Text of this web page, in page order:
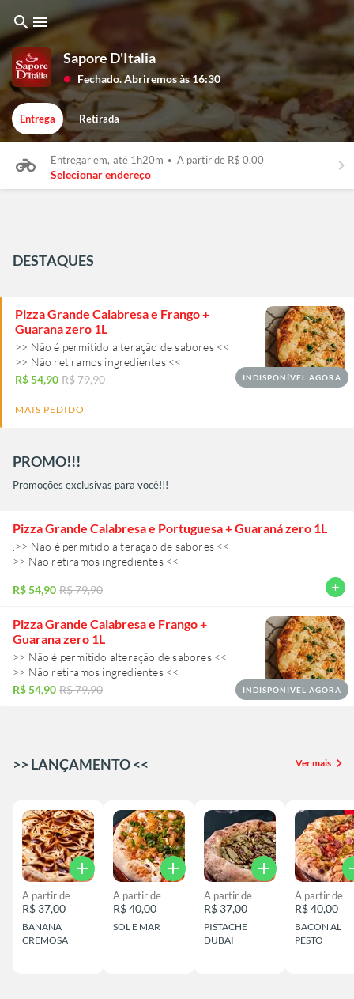
searchmenu
Sapore D'Italia
lens Fechado. Abriremos às 16:30
Entrega Retirada
Entregar em, até 1h20m • A partir de R$ 0,00
Selecionar endereço keyboard_arrow_right
DESTAQUES
Pizza Grande Calabresa e Frango +
Guarana zero 1L
>> Não é permitido alteração de sabores <<
>> Não retiramos ingredientes <<
R$ 54,90 R$ 79,90 INDISPONÍVEL AGORA
MAIS PEDIDO
PROMO!!!
Promoções exclusivas para você!!!
Pizza Grande Calabresa e Portuguesa + Guaraná zero 1L
.>> Não é permitido alteração de sabores <<
>> Não retiramos ingredientes <<
R$ 54,90 R$ 79,90 add
Pizza Grande Calabresa e Frango +
Guarana zero 1L
>> Não é permitido alteração de sabores <<
>> Não retiramos ingredientes <<
R$ 54,90 R$ 79,90 INDISPONÍVEL AGORA
>> LANÇAMENTO << Ver mais chevron_right
BANANA
CREMOSA
A partir de
R$ 37,00
add
SOL E MAR
A partir de
R$ 40,00
add
PISTACHE
DUBAI
A partir de
R$ 37,00
add
BACON AL
PESTO
A partir de
R$ 40,00